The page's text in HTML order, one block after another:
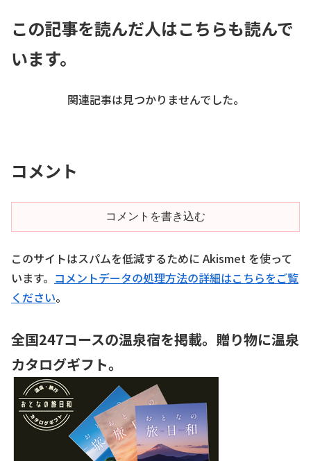
この記事を読んだ人はこちらも読んで
います。
関連記事は見つかりませんでした。
コメント
コメントを書き込む
このサイトはスパムを低減するために Akismet を使って
います。 コメントデータの処理方法の詳細はこちらをご覧
ください。
全国247コースの温泉宿を掲載。贈り物に温泉
カタログギフト。